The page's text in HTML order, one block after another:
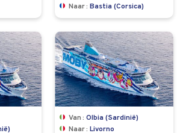
Naar
Bastia (Corsica)
Van
Olbia (Sardinië)
Naar
Livorno